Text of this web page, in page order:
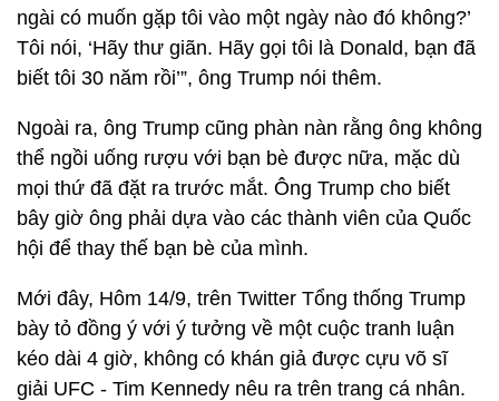
ngài có muốn gặp tôi vào một ngày nào đó không?’
Tôi nói, ‘Hãy thư giãn. Hãy gọi tôi là Donald, bạn đã
biết tôi 30 năm rồi’”, ông Trump nói thêm.
Ngoài ra, ông Trump cũng phàn nàn rằng ông không
thể ngồi uống rượu với bạn bè được nữa, mặc dù
mọi thứ đã đặt ra trước mắt. Ông Trump cho biết
bây giờ ông phải dựa vào các thành viên của Quốc
hội để thay thế bạn bè của mình.
Mới đây, Hôm 14/9, trên Twitter Tổng thống Trump
bày tỏ đồng ý với ý tưởng về một cuộc tranh luận
kéo dài 4 giờ, không có khán giả được cựu võ sĩ
giải UFC - Tim Kennedy nêu ra trên trang cá nhân.